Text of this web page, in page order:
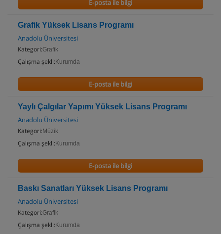
E-posta ile bilgi
Grafik Yüksek Lisans Programı
Anadolu Üniversitesi
Kategori:Grafik
Çalışma şekli: Kurumda
E-posta ile bilgi
Yaylı Çalgılar Yapımı Yüksek Lisans Programı
Anadolu Üniversitesi
Kategori: Müzik
Çalışma şekli: Kurumda
E-posta ile bilgi
Baskı Sanatları Yüksek Lisans Programı
Anadolu Üniversitesi
Kategori:Grafik
Çalışma şekli: Kurumda